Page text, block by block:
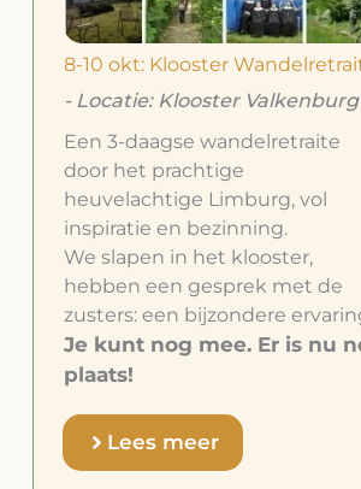
8-10 okt: Klooster
- Locatie: Klooster Valkenburg
Een 3-daagse wandelretraite
door het prachtige
heuvelachtige Limburg, vol
inspiratie en bezinning.
We slapen in het klooster,
hebben een gesprek met de
zusters: een bijzondere
Je kunt nog mee. Er is nu
plaats!
Lees meer